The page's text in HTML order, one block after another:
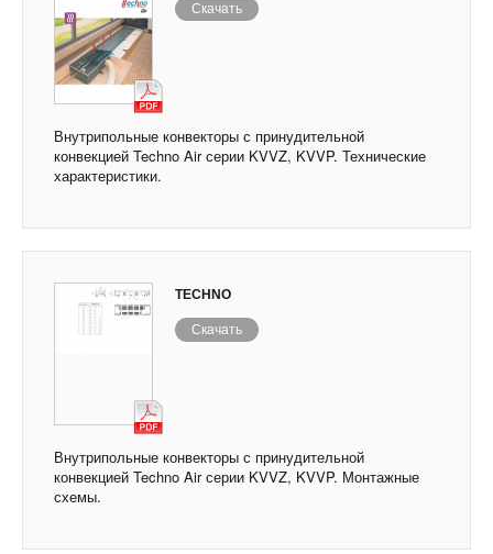
Скачать
Внутрипольные конвекторы с принудительной
конвекцией Techno Air серии KVVZ, KVVP. Технические
характеристики.
TECHNO
Скачать
Внутрипольные конвекторы с принудительной
конвекцией Techno Air серии KVVZ, KVVP. Монтажные
схемы.